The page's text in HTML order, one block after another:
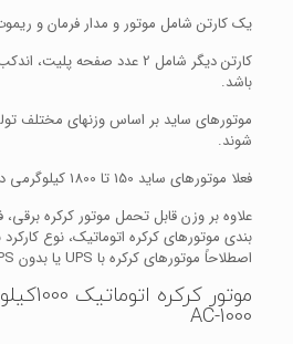
یک کارتن شامل موتور و مدار فرمان و
کارتن دیگر شامل 2 عدد صفحه
باشد.
موتورهای ساید بر اساس وزنهای مختلف
شوند.
فعلا موتورهای ساید 150 تا 1800 کیلوگرمی در بازار ایران معمول هستند.
علاوه بر وزن قابل تحمل موتور کرکره برقی،
بندی موتورهای کرکره اتوماتیک، نوع کارکرد
اصطلاحاً موتورهای کرکره با UPS یا بدون UPS هستند.
AC-1000